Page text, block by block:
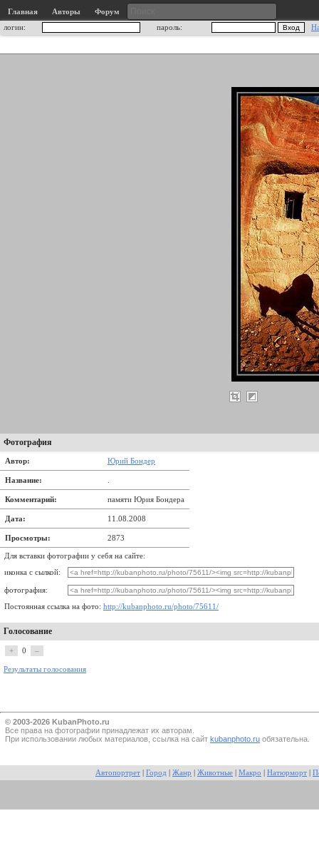
Главная Авторы
Форум
логин:
пароль:
Фотография
Автор: Юрий Бондер
Название:
Комментарий: памяти Юрия Бондера
Дата: 11.08.2008
Просмотры: 2873
Для вставки фотографии у себя на сайте:
иконка с сылкой:
фотография:
Постоянная ссылка на фото: http://kubanphoto.ru/photo/75611/
Голосование
+ 0 –
Результаты голосования
© 2003-2026 KubanPhoto.ru
Все прaва на фотографии принадлежат их авторам.
При использовании любых материалов, ссылка на сайт kubanphoto.ru обязательна.
Автопортрет Город Жанр Животные Макро Натюрморт